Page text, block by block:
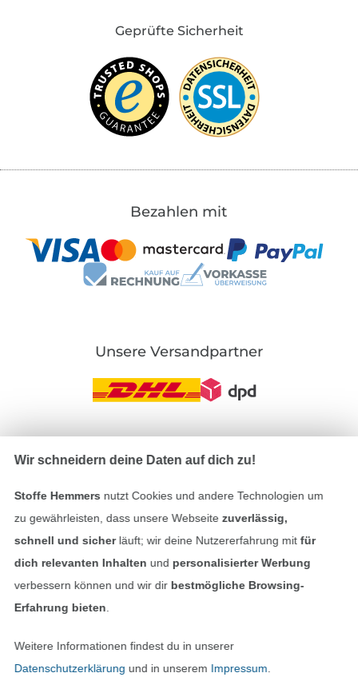
Geprüfte Sicherheit
Bezahlen mit
Unsere Versandpartner
Impressum
Datenschutz
Kontakt
In den deutschen Shop wechseln (aktuell
Wir schneidern deine Daten auf dich zu!
Stoffe Hemmers nutzt Cookies und andere Technologien um
zu gewährleisten, dass unsere Webseite zuverlässig,
schnell und sicherläuft; wir deine Nutzererfahrung mitfür
dich relevanten Inhalten und personalisierter Werbung
verbessern können und wir dir bestmögliche Browsing-
Erfahrung bieten
Weitere Informationen findest du in unserer
Datenschutzerklärung und in unserem Impressum